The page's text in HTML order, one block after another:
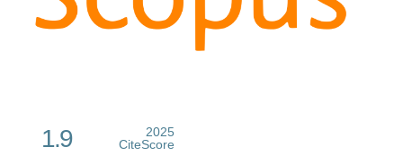
1.9
2025
CiteScore